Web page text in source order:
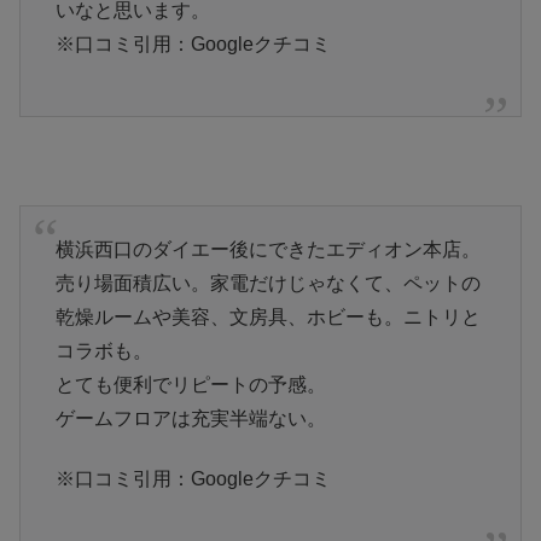
いなと思います。
※口コミ引用：Googleクチコミ
横浜西口のダイエー後にできたエディオン本店。
売り場面積広い。家電だけじゃなくて、ペットの
乾燥ルームや美容、文房具、ホビーも。ニトリと
コラボも。
とても便利でリピートの予感。
ゲームフロアは充実半端ない。
※口コミ引用：Googleクチコミ